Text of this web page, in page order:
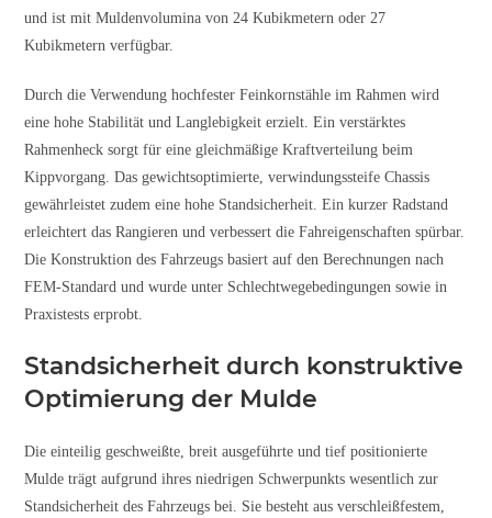
und ist mit Muldenvolumina von 24 Kubikmetern oder 27
Kubikmetern verfügbar.
Durch die Verwendung hochfester Feinkornstähle im Rahmen wird
eine hohe Stabilität und Langlebigkeit erzielt. Ein verstärktes
Rahmenheck sorgt für eine gleichmäßige Kraftverteilung beim
Kippvorgang. Das gewichtsoptimierte, verwindungssteife Chassis
gewährleistet zudem eine hohe Standsicherheit. Ein kurzer Radstand
erleichtert das Rangieren und verbessert die Fahreigenschaften spürbar.
Die Konstruktion des Fahrzeugs basiert auf den Berechnungen nach
FEM-Standard und wurde unter Schlechtwegebedingungen sowie in
Praxistests erprobt.
Standsicherheit durch konstruktive
Optimierung der Mulde
Die einteilig geschweißte, breit ausgeführte und tief positionierte
Mulde trägt aufgrund ihres niedrigen Schwerpunkts wesentlich zur
Standsicherheit des Fahrzeugs bei. Sie besteht aus verschleißfestem,